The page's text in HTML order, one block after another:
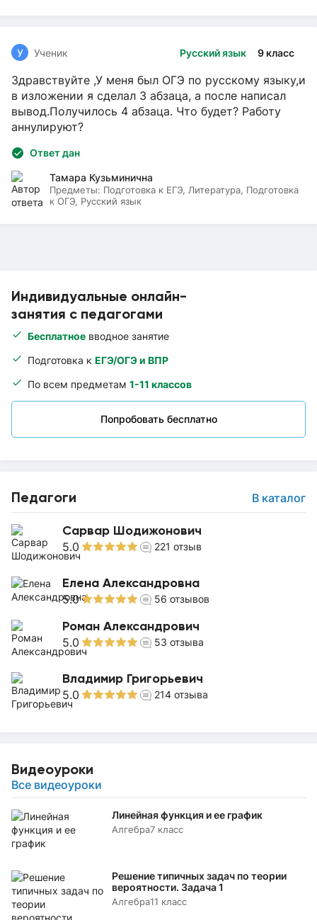
Индивидуальные онлайн-
занятия с педагогами
Бесплатное вводное занятие
Подготовка к ЕГЭ/ОГЭ и ВПР
По всем предметам 1-11 классов
Попробовать бесплатно
Педагоги В каталог
Сарвар Шодижонович
5.0 221 отзыв
Елена Александровна
5.0 56 отзывов
Роман Александрович
5.0 53 отзыва
Владимир Григорьевич
5.0 214 отзыва
Видеоуроки
Все видеоуроки
Линейная функция и ее график
Алгебра7 класс
Решение типичных задач по теории
вероятности. Задача 1
Алгебра11 класс
Русский язык 9 класс
У Ученик
Здравствуйте ,У меня был ОГЭ по русскому языку,и
в изложении я сделал 3 абзаца, а после написал
вывод.Получилось 4 абзаца. Что будет? Работу
аннулируют?
Ответ дан
Тамара Кузьминична
Предметы: Подготовка к ЕГЭ, Литература, Подготовка
к ОГЭ, Русский язык